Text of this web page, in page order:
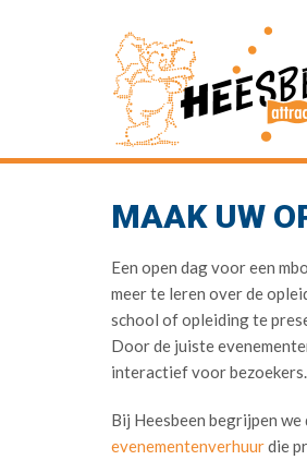
MAAK UW
Een open dag voor een
meer te leren over de
school of opleiding te
Door de juiste
interactief voor bezoekers.
Bij Heesbeen begrijpen
evenementenverhuurdie